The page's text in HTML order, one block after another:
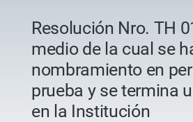
Resolución Nro. TH
medio de la cual se
nombramiento en
prueba y se termina
en la Institución